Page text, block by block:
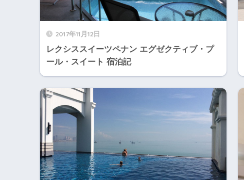
2017年11月12日
レクシススイーツペナン エグゼクティブ・プ
ール・スイート 宿泊記